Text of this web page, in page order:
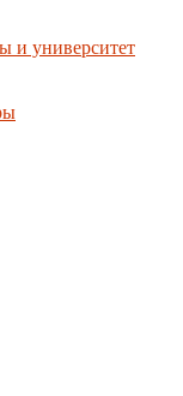
и университет